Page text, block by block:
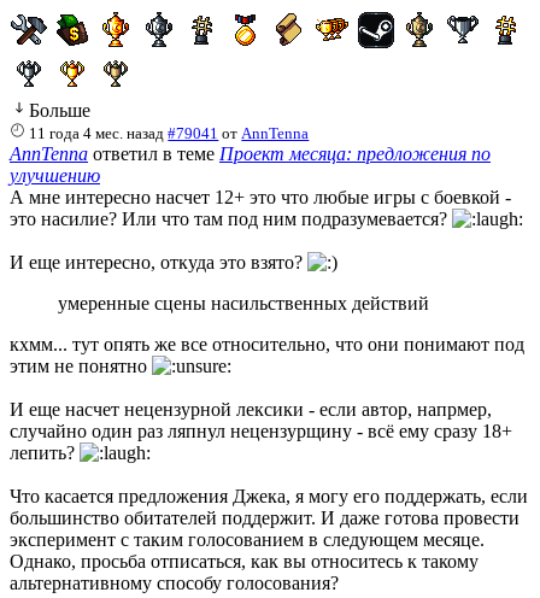
Больше
11 года 4 мес. назад #79041 от AnnTenna
AnnTenna ответил в теме Проект месяца: предложения по
улучшению
А мне интересно насчет 12+ это что любые игры с боевкой -
это насилие? Или что там под ним подразумевается?
И еще интересно, откуда это взято?
умеренные сцены насильственных действий
кхмм... тут опять же все относительно, что они понимают под
этим не понятно
И еще насчет нецензурной лексики - если автор, напрмер,
случайно один раз ляпнул нецензурщину - всё ему сразу 18+
лепить?
Что касается предложения Джека, я могу его поддержать, если
большинство обитателей поддержит. И даже готова провести
эксперимент с таким голосованием в следующем месяце.
Однако, просьба отписаться, как вы относитесь к такому
альтернативному способу голосования?